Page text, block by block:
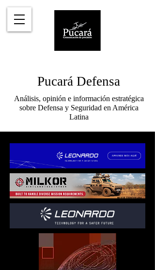
Pucará Defensa
Análisis, opinión e información estratégica
sobre Defensa y Seguridad en América
Latina